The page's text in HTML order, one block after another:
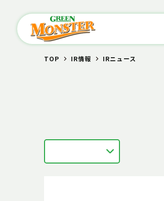
TOP IR情報 IRニュース